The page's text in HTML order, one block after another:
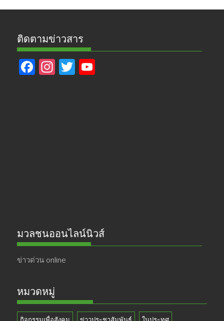
ติดตามข่าวสาร
F In T
มวลชนออนไลน์นิวส์
ข่าวด่วน online
หมวดหมู่